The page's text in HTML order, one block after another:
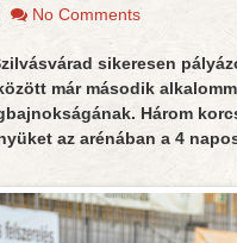
No Comments
sikeresen
már második
Három
az arénában a 4